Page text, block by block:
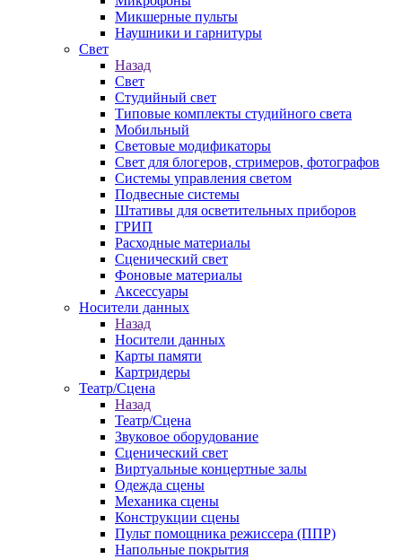
Микшерные пульты
Наушники и гарнитуры
Свет
Назад
Свет
Студийный свет
Типовые комплекты студийного света
Мобильный
Световые модификаторы
Свет для блогеров, стримеров, фотографов
Системы управления светом
Подвесные системы
Штативы для осветительных приборов
ГРИП
Расходные материалы
Сценический свет
Фоновые материалы
Аксессуары
Носители данных
Назад
Носители данных
Карты памяти
Картридеры
Театр/Сцена
Назад
Театр/Сцена
Звуковое оборудование
Сценический свет
Виртуальные концертные залы
Одежда сцены
Механика сцены
Конструкции сцены
Пульт помощника режиссера (ППР)
Напольные покрытия